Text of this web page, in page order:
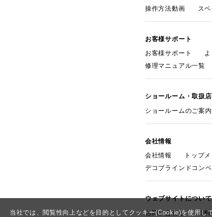
当社では、閲覧性向上などを目的としてクッキー(Cookie)を使用
操作方法動画
ス
お客様サポート
お客様サポート
修理マニュアル一覧
ショールーム・取扱
ショールームのご案内
会社情報
会社情報
トップ
デコブラインドコン
ウェブサイトについて
お問い合わせ
資